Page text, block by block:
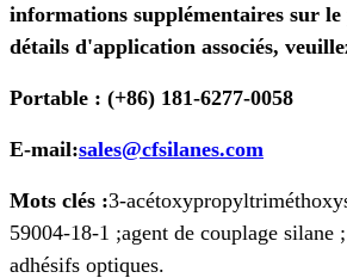
informations supplémentaires sur
détails d'application associés,
Portable : (+86) 181-6277-0058
E-mail:sales@cfsilanes.com
Mots clés :3-
59004-18-1 ;agent de couplage silane
adhésifs optiques.